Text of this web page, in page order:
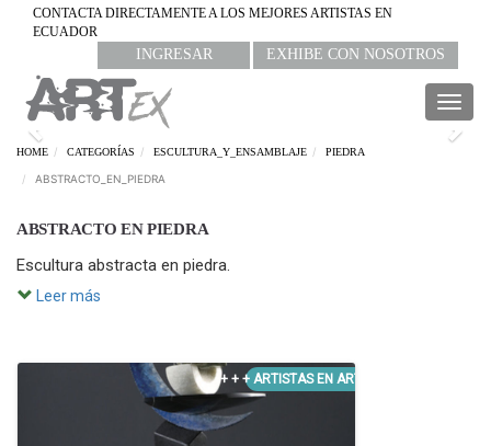
CONTACTA DIRECTAMENTE A LOS MEJORES ARTISTAS EN
ECUADOR
INGRESAR EXHIBE CON NOSOTROS
Previous
HOME CATEGORÍAS ESCULTURA_Y_ENSAMBLAJE PIEDRA
ABSTRACTO_EN_PIEDRA
ABSTRACTO EN PIEDRA
Escultura abstracta en piedra.
Leer más